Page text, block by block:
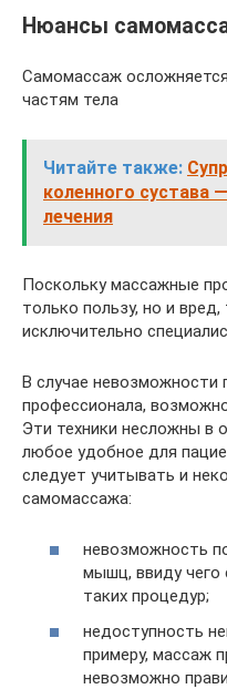
Нюансы
Самомассаж
частям тела
Читайте также:
коленного
лечения
Поскольку массажные
только пользу, но и
исключительно
В случае невозможности
профессионала,
Эти техники несложны в
любое удобное для
следует учитывать и
самомассажа:
невозможность
мышц, ввиду чего
таких процедур;
недоступность
примеру, массаж
невозможно